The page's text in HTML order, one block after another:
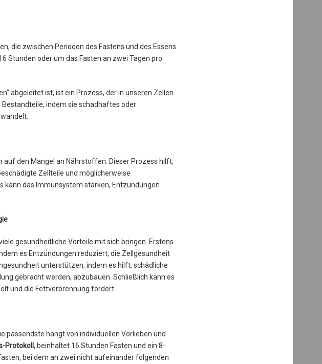
die zwischen Perioden des Fastens und des Essens
Stunden oder um das Fasten an zwei Tagen pro
abgeleitet ist, ist ein Prozess, der in unseren Zellen
indem sie schadhaftes oder
auf den Mangel an Nährstoffen. Dieser Prozess hilft,
Zellteile und möglicherweise
kann das Immunsystem stärken, Entzündungen
gesundheitliche Vorteile mit sich bringen. Erstens
es Entzündungen reduziert, die Zellgesundheit
unterstützen, indem es hilft, schädliche
gebracht werden, abzubauen. Schließlich kann es
und die Fettverbrennung fördert.
passendste hängt von individuellen Vorlieben und
Protokoll, beinhaltet 16 Stunden Fasten und ein 8-
bei dem an zwei nicht aufeinander folgenden